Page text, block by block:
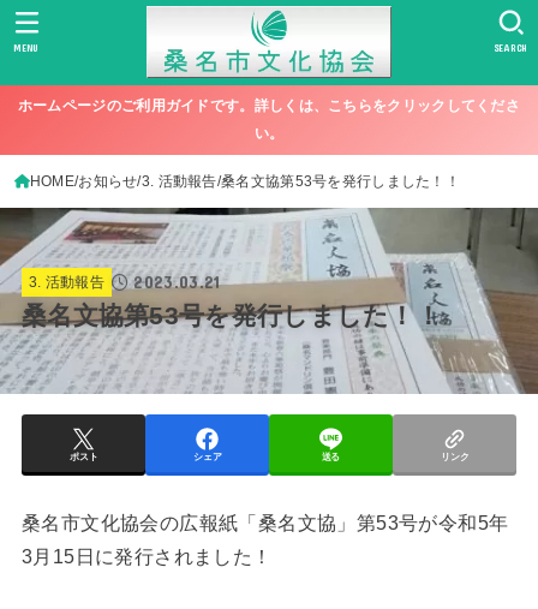
SEARCH
MENU
ホームページのご利用ガイドです。詳しくは、こちらをクリックしてくださ
い。
HOME お知らせ 3. 活動報告 桑名文協第53号を発行しました！！
3. 活動報告 2023.03.21
桑名文協第53号を発行しました！！
ポスト シェア 送る リンク
桑名市文化協会の広報紙「桑名文協」第53号が令和5年
3月15日に発行されました！